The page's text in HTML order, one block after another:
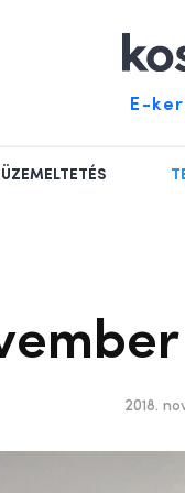
E-
ÜZEMELTETÉS
2018.